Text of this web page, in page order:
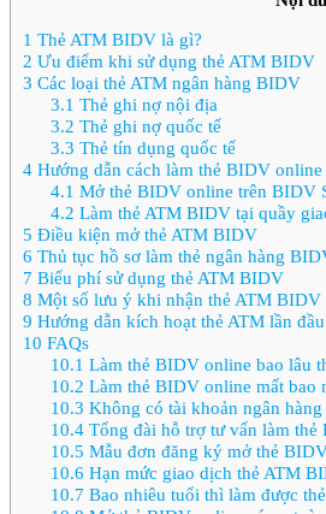
1 Thẻ ATM BIDV là gì?
2 Ưu điểm khi sử dụng thẻ ATM BIDV
3 Các loại thẻ ATM ngân hàng BIDV
3.1 Thẻ ghi nợ nội địa
3.2 Thẻ ghi nợ quốc tế
3.3 Thẻ tín dụng quốc tế
4 Hướng dẫn cách làm thẻ BIDV online
4.1 Mở thẻ BIDV online trên BIDV
4.2 Làm thẻ ATM BIDV tại quầy
5 Điều kiện mở thẻ ATM BIDV
6 Thủ tục hồ sơ làm thẻ ngân hàng
7 Biểu phí sử dụng thẻ ATM BIDV
8 Một số lưu ý khi nhận thẻ ATM BIDV
9 Hướng dẫn kích hoạt thẻ ATM lần đầu
10 FAQs
10.1 Làm thẻ BIDV online bao lâu
10.2 Làm thẻ BIDV online mất bao
10.3 Không có tài khoản ngân
10.4Tổng đài hỗ trợ tư vấn làm thẻ
10.5 Mẫu đơn đăng ký mở thẻ
10.6 Hạn mức giao dịch thẻ ATM
10.7 Bao nhiêu tuổi thì làm được